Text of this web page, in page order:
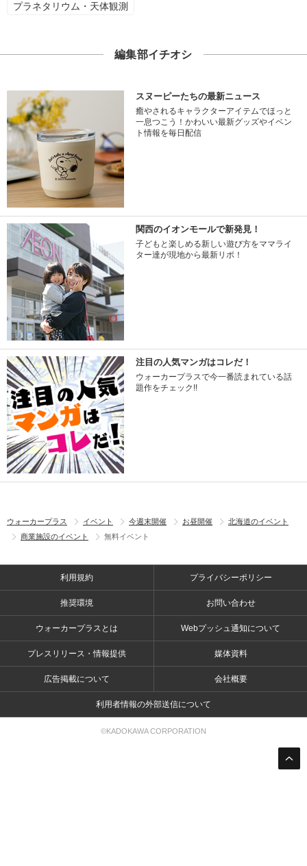
プラネタリウム・天体観測
編集部イチオシ
スヌーピーたちの最新ニュース
癒やされるキャラクターアイテムでほっと
一息つこう！かわいい最新グッズやイベン
ト情報を毎日配信
関西のイオンモールで新発見！
子どもと楽しめる新しい遊び方をママライ
ター達が現地から最新リポ！
注目の人気マンガはコレだ！
ウォーカープラスで今一番読まれている話
題作をチェック!!
ウォーカープラス イベント 今週末開催 お昼開催
北海道のイベント
商業施設のイベント
無料イベント
利用規約 プライバシーポリシー
推奨環境 お問い合わせ
ウォーカープラスとは Webプッシュ通知について
プレスリリース・情報提供 媒体資料
広告掲載について 会社概要
利用者情報の外部送信について
©KADOKAWA CORPORATION